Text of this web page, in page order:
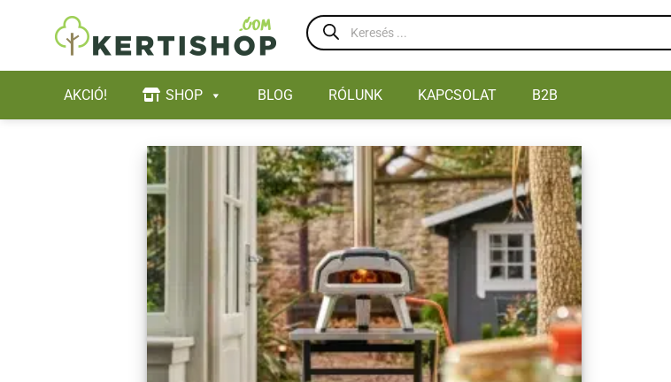
Products
search
AKCIÓ! SHOP BLOG RÓLUNK KAPCSOLAT B2B